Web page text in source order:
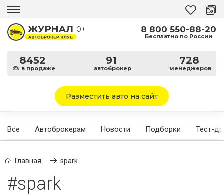
0+
8452
в продаже
91
автоброкер
728
менеджеров
8 800 550-88-20
Бесплатно по России
Разместить авто на сайт
Все Автоброкерам Новости Подборки Тест-
Главная spark
#spark